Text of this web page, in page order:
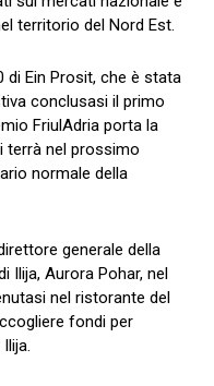
territorio del Nord Est.
di Ein Prosit, che è stata
conclusasi il primo
FriulAdria porta la
terrà nel prossimo
normale della
generale della
Ilija, Aurora Pohar, nel
nel ristorante del
fondi per